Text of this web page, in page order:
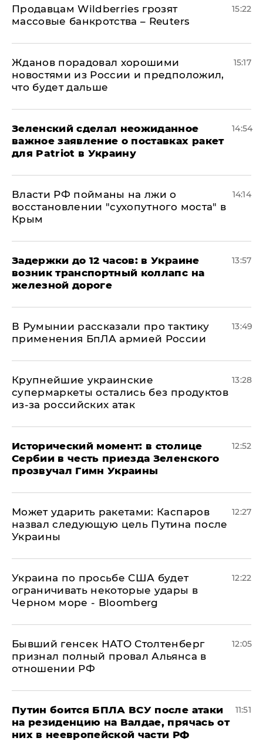
Продавцам Wildberries грозят
массовые банкротства – Reuters
15:22
Жданов порадовал хорошими
новостями из России и предположил,
что будет дальше
15:17
Зеленский сделал неожиданное
важное заявление о поставках ракет
для Patriot в Украину
14:54
Власти РФ пойманы на лжи о
восстановлении "сухопутного моста" в
Крым
14:14
Задержки до 12 часов: в Украине
возник транспортный коллапс на
железной дороге
13:57
В Румынии рассказали про тактику
применения БпЛА армией России
13:49
Крупнейшие украинские
супермаркеты остались без продуктов
из-за российских атак
13:28
Исторический момент: в столице
Сербии в честь приезда Зеленского
прозвучал Гимн Украины
12:52
Может ударить ракетами: Каспаров
назвал следующую цель Путина после
Украины
12:27
Украина по просьбе США будет
ограничивать некоторые удары в
Черном море - Bloomberg
12:22
Бывший генсек НАТО Столтенберг
признал полный провал Альянса в
отношении РФ
12:05
Путин боится БПЛА ВСУ после атаки
на резиденцию на Валдае, прячась от
них в неевропейской части РФ
11:51